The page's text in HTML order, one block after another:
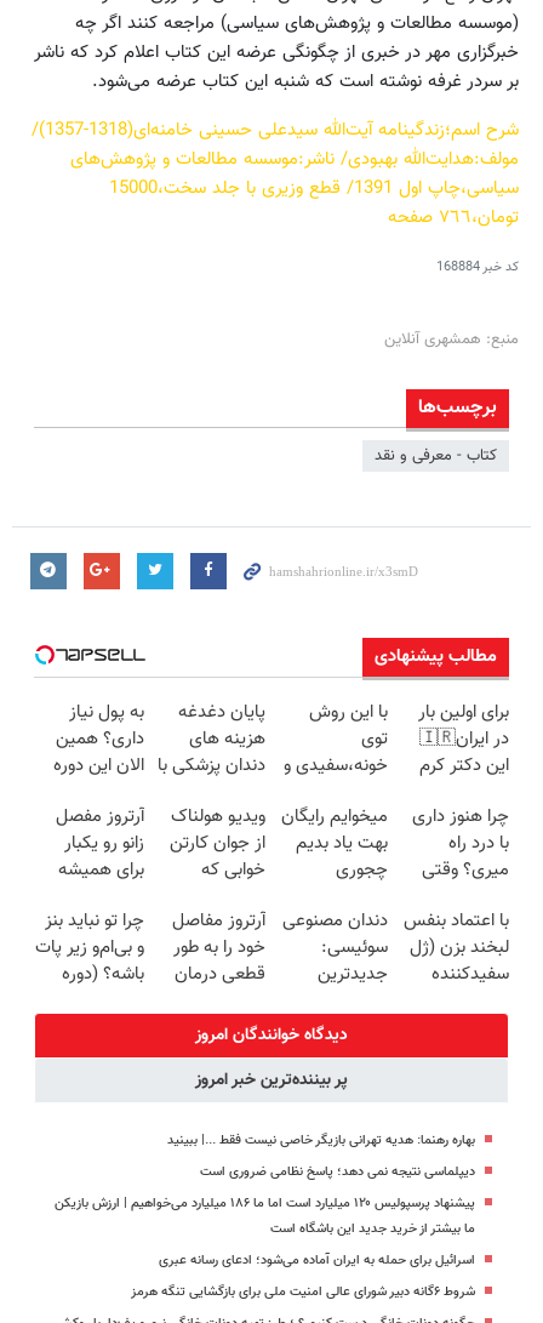
(موسسه مطالعات و پژوهش‌های سیاسی) مراجعه کنند اگر چه
خبرگزاری مهر در خبری از چگونگی عرضه این کتاب اعلام کرد که ناشر
بر سردر غرفه نوشته است که شنبه این کتاب عرضه می‌شود.
شرح اسم؛زندگینامه آیت‌الله سیدعلی حسینی خامنه‌ای(1318-1357)/
مولف:هدایت‌الله بهبودی/ ناشر:موسسه مطالعات و پژوهش‌های
سیاسی،چاپ اول 1391/ قطع وزیری با جلد سخت،15000
تومان،٧٦٦ صفحه
کد خبر168884
منبع: همشهری آنلاین
برچسب‌ها
کتاب - معرفی و نقد
مطالب پیشنهادی
برای اولین بار
در ایران🇮🇷
این دکتر کرم
روزه ساخت!
با این روش
توی
خونه،سفیدی و
برگردون
(40%off)
پایان دغدغه
هزینه های
دندان پزشکی با
کننده خانگی
به پول نیاز
داری؟ همین
الان این دوره
شرکت کن تا
دیر نشده!
چرا هنوز داری
با درد راه
میری؟ وقتی
پاته!
میخوایم رایگان
بهت یاد بدیم
چجوری
نداری امتحانش
مجانیه
ویدیو هولناک
از جوان کارتن
خوابی که
آموزش رایگان
آرتروز مفصل
زانو رو یکبار
برای همیشه
◗پرسش‌نامه◖
با اعتماد بنفس
لبخند بزن (ژل
سفیدکننده
دندان مصنوعی
سوئیسی:
جدیدترین
سبک و مقاوم |
پرداخت قسطی
آرتروز مفاصل
خود را به طور
قطعی درمان
◗پرسش‌نامه◖
چرا تو نباید بنز
و بی‌ام‌و زیر پات
باشه؟ (دوره
دیدگاه خوانندگان امروز
پر بیننده‌ترین خبر امروز
بهاره رهنما: هدیه تهرانی بازیگر خاصی نیست فقط ...|‌ ببینید
دیپلماسی نتیجه‌ نمی دهد؛ پاسخ نظامی ضروری است
پیشنهاد پرسپولیس ۱۲۰ میلیارد است اما ما ۱۸۶ میلیارد می‌خواهیم | ارزش بازیکن
ما بیشتر از خرید جدید این باشگاه است
اسرائیل برای حمله به ایران آماده می‌شود؛ ادعای رسانه عبری
شروط ۶گانه دبیر شورای عالی امنیت ملی برای بازگشایی تنگه هرمز